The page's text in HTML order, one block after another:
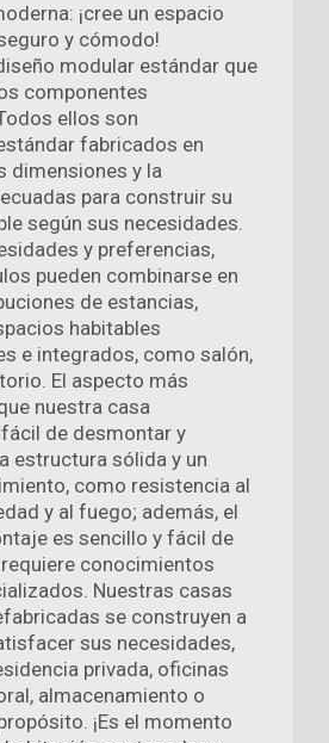
¡cree un espacio
y cómodo!
modular estándar que
componentes
ellos son
fabricados en
dimensiones y la
para construir su
según sus necesidades.
y preferencias,
pueden combinarse en
de estancias,
habitables
e integrados, como salón,
El aspecto más
nuestra casa
de desmontar y
estructura sólida y un
como resistencia al
y al fuego; además, el
es sencillo y fácil de
conocimientos
Nuestras casas
se construyen a
sus necesidades,
privada, oficinas
almacenamiento o
¡Es el momento